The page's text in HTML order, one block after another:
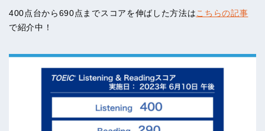
400点台から690点までスコアを伸ばした方法はこちらの記事
で紹介中！